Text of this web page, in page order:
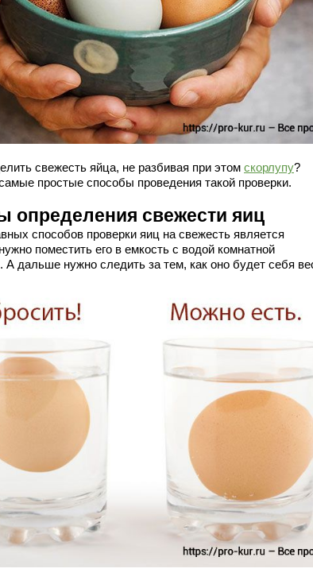
свежесть яйца, не разбивая при этом скорлупу?
простые способы проведения такой проверки.
определения свежести яиц
способов проверки яиц на свежесть является
поместить его в емкость с водой комнатной
А дальше нужно следить за тем, как оно будет себя